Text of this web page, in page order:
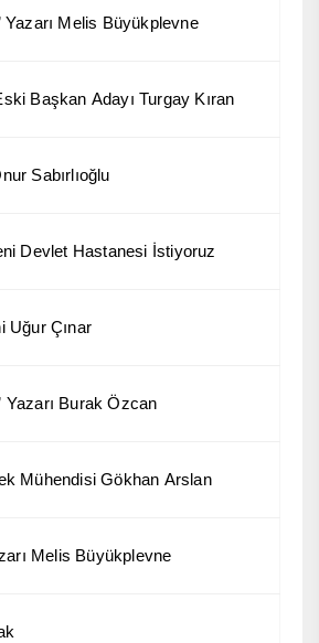
Yazarı Melis Büyükplevne
Başkan Adayı Turgay Kıran
Sabırlıoğlu
Devlet Hastanesi İstiyoruz
Uğur Çınar
Yazarı Burak Özcan
Mühendisi Gökhan Arslan
Melis Büyükplevne